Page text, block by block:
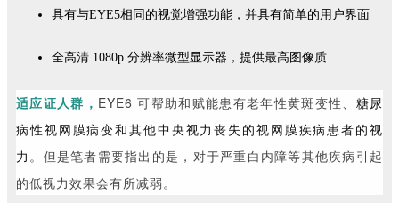
具有与EYE5相同的视觉增强功能，并具有简单的用户界面
全高清 1080p 分辨率微型显示器，提供最高图像质
适应证人群， EYE6 可帮助和赋能患有老年性黄斑变性、 糖尿
病性视网膜病变和其他中央视力丧失的视网膜疾病患者的视
力 。但是笔者需要指出的是，对于严重白内障等其他疾病引起
的低视力效果会有所减弱。